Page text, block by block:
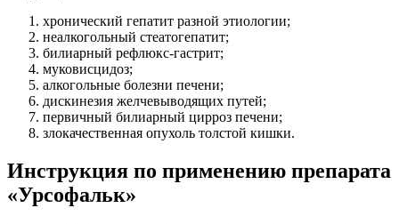
хронический гепатит разной этиологии;
неалкогольный стеатогепатит;
билиарный рефлюкс-гастрит;
муковисцидоз;
алкогольные болезни печени;
дискинезия желчевыводящих путей;
первичный билиарный цирроз печени;
злокачественная опухоль толстой кишки.
Инструкция по применению препарата
«Урсофальк»